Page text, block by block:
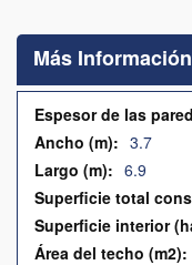
comienzo
la
galería
imágenes
Más Información
Más
Información 3.7
6.9